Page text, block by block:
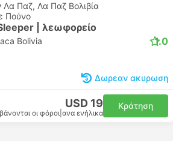
Παζ, Λα Παζ Βολιβία
Πούνο
| λεωφορείο
Bolivia 1.0
Δωρεαν ακυρωση
USD 19
οι φόροι ανα ενήλικα
Κράτηση